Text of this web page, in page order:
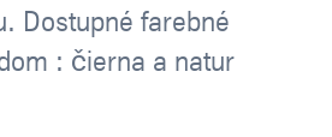
Dostupné farebné
: čierna a natur